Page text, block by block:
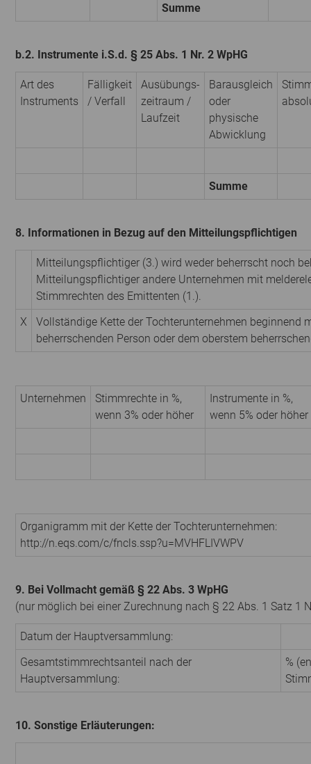
Summe
b.2. Instrumente i.S.d. § 25 Abs. 1 Nr. 2 WpHG
Art des
Instruments
Fälligkeit
/ Verfall
Ausübungs­
zeitraum /
Laufzeit
Barausgleich
oder
physische
Abwicklung
Summe
8. Informationen in Bezug auf den Mitteilungspflichtigen
Mitteilungspflichtiger (3.) wird weder beherrscht noch
Mitteilungspflichtiger andere Unternehmen mit
Stimmrechten des Emittenten (1.).
X
Vollständige Kette der Tochterunternehmen beginnend
beherrschenden Person oder dem oberstem
Unternehmen
Stimmrechte in %,
wenn 3% oder höher
Instrumente in %,
wenn 5% oder höher
Organigramm mit der Kette der Tochterunternehmen:
http://n.eqs.com/c/fncls.ssp?u=MVHFLIVWPV
9. Bei Vollmacht gemäß § 22 Abs. 3 WpHG
(nur möglich bei einer Zurechnung nach § 22 Abs. 1 Satz 1
Datum der Hauptversammlung:
Gesamtstimmrechtsanteil nach der
Hauptversammlung:
%
10. Sonstige Erläuterungen: